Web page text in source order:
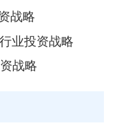
战略
业投资战略
战略